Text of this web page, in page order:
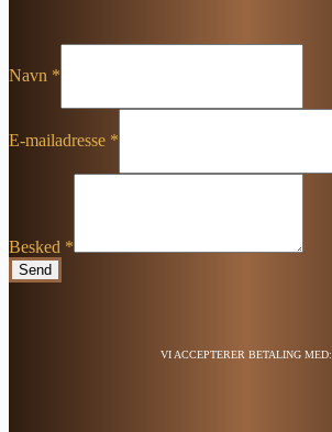
Navn *
E-mailadresse *
Besked *
Send
VI ACCEPTERER BETALING MED: